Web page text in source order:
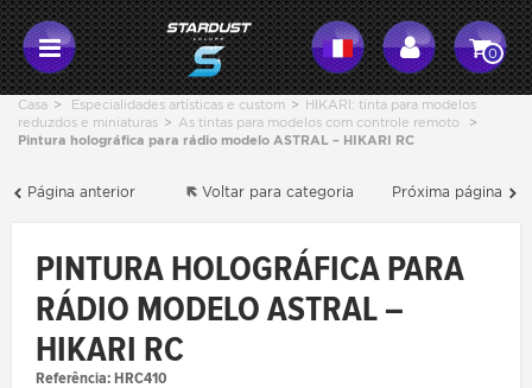
0
Casa > Especialidades artísticas e custom > HIKARI: tinta para modelos
reduzdos e miniaturas > As tintas para modelos com controle remoto
>
Pintura holográfica para rádio modelo ASTRAL – HIKARI RC
Página anterior Próxima página
Voltar para categoria
PINTURA HOLOGRÁFICA PARA
RÁDIO MODELO ASTRAL –
HIKARI RC
Referência:HRC410